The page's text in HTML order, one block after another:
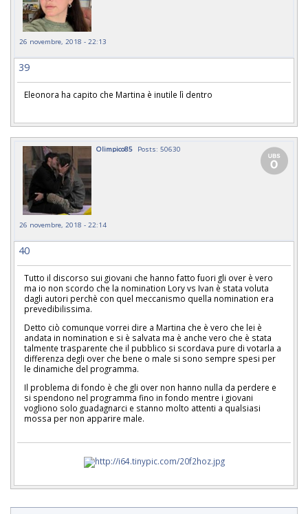
26 novembre, 2018 - 22:13
39
Eleonora ha capito che Martina è inutile lì dentro
Olimpico85 Posts: 50630
26 novembre, 2018 - 22:14
40
Tutto il discorso sui giovani che hanno fatto fuori gli over è vero
ma io non scordo che la nomination Lory vs Ivan è stata voluta
dagli autori perchè con quel meccanismo quella nomination era
prevedibilissima.
Detto ciò comunque vorrei dire a Martina che è vero che lei è
andata in nomination e si è salvata ma è anche vero che è stata
talmente trasparente che il pubblico si scordava pure di votarla a
differenza degli over che bene o male si sono sempre spesi per
le dinamiche del programma.
Il problema di fondo è che gli over non hanno nulla da perdere e
si spendono nel programma fino in fondo mentre i giovani
vogliono solo guadagnarci e stanno molto attenti a qualsiasi
mossa per non apparire male.